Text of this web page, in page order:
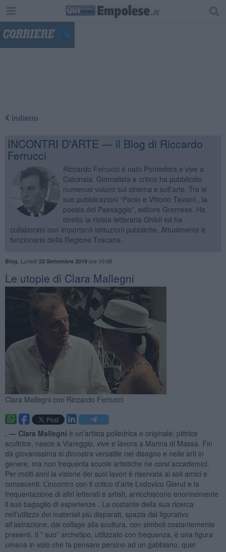
Indietro
INCONTRI D'ARTE — il Blog di Riccardo
Ferrucci
Riccardo Ferrucci è nato Pontedera e vive a
Calcinaia. Giornalista e critico ha pubblicato
numerosi volumi sul cinema e sull’arte. Tra le
sue pubblicazioni “Paolo e Vittorio Taviani , la
poesia del Paesaggio”, editore Gremese. Ha
diretto la rivista letteraria Ghibli ed ha
collaborato con importanti istituzioni pubbliche. Attualmente è
funzionario della Regione Toscana.
Blog Lunedì 23 Settembre 2019ore 10:48
Le utopie di Clara Mallegni
Clara Mallegni con Riccardo Ferrucci
. — Clara Mallegni è un’artista poliedrica e originale; pittrice
scultrice, nasce a Viareggio, vive e lavora a Marina di Massa. Fin
da giovanissima si dimostra versatile nel disegno e nelle arti in
genere, ma non frequenta scuole artistiche ne corsi accademici.
Per molti anni la visione dei suoi lavori è riservata ai soli amici e
conoscenti. L’incontro con il critico d’arte Lodovico Gierut e la
frequentazione di altri letterati e artisti, arricchiscono enormemente
il suo bagaglio di esperienze . La costante della sua ricerca
nell’utilizzo dei materiali più disparati, spazia dal figurativo
all’astrazione, dal collage alla scultura, con simboli costantemente
presenti. Il ” suo” archetipo, utilizzato con frequenza, è una figura
umana in volo che fa pensare persino ad un gabbiano, quei